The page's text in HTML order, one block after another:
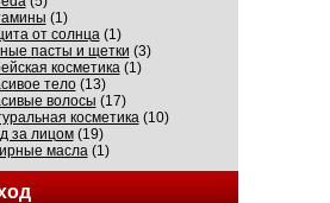
(1)
от солнца(1)
пасты и щетки (3)
косметика(1)
тело(13)
волосы (17)
косметика(10)
за лицом(19)
масла(1)